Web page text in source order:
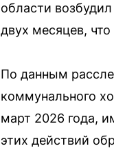
области
двух месяцев, что
По данным
коммунального
март 2026 года,
этих действий